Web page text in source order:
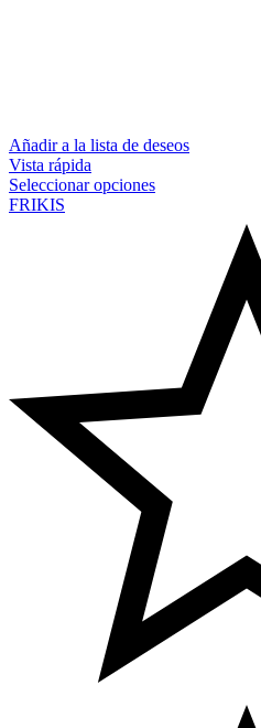
Añadir a la lista de deseos
Vista rápida
Seleccionar opciones
FRIKIS